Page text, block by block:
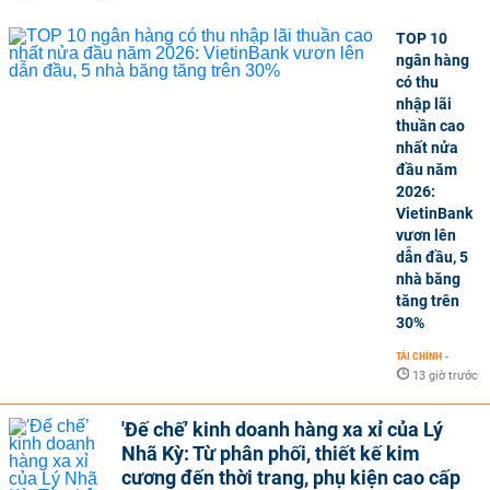
TOP 10
ngân hàng
có thu
nhập lãi
thuần cao
nhất nửa
đầu năm
2026:
VietinBank
vươn lên
dẫn đầu, 5
nhà băng
tăng trên
30%
TÀI CHÍNH -
13 giờ trước
'Đế chế’ kinh doanh hàng xa xỉ của Lý
Nhã Kỳ: Từ phân phối, thiết kế kim
cương đến thời trang, phụ kiện cao cấp